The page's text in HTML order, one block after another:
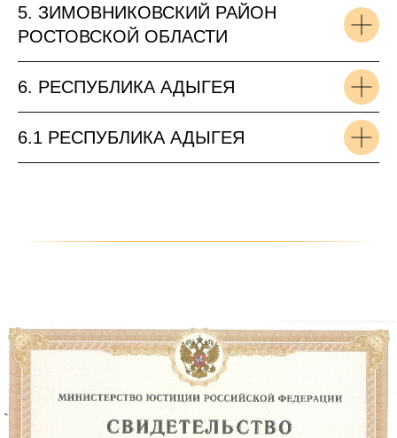
5. ЗИМОВНИКОВСКИЙ РАЙОН
РОСТОВСКОЙ ОБЛАСТИ
6. РЕСПУБЛИКА АДЫГЕЯ
6.1 РЕСПУБЛИКА АДЫГЕЯ